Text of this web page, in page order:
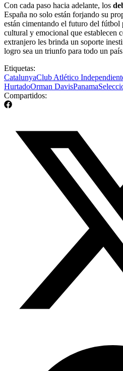
Con cada paso hacia adelante, los
España no solo están forjando su
están cimentando el futuro del fútbol
cultural y emocional que establecen
extranjero les brinda un soporte
logro sea un triunfo para todo un
Etiquetas:
CatalunyaClub Atlético
HurtadoOrman DavisPanama
Compartidos: